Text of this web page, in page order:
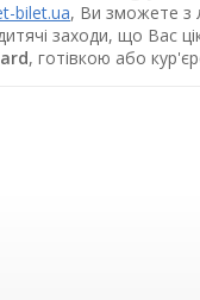
bilet.ua, Ви зможете з
заходи, що Вас
, готівкою або